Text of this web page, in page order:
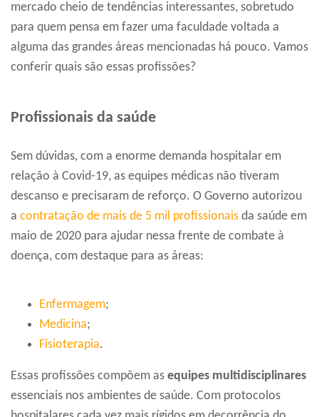
mercado cheio de tendências interessantes, sobretudo
para quem pensa em fazer uma faculdade voltada a
alguma das grandes áreas mencionadas há pouco. Vamos
conferir quais são essas profissões?
Profissionais da saúde
Sem dúvidas, com a enorme demanda hospitalar em
relação à Covid-19, as equipes médicas não tiveram
descanso e precisaram de reforço. O Governo autorizou
a contratação de mais de 5 mil profissionais da saúde em
maio de 2020 para ajudar nessa frente de combate à
doença, com destaque para as áreas:
Enfermagem;
Medicina;
Fisioterapia.
Essas profissões compõem as equipes multidisciplinares
essenciais nos ambientes de saúde. Com protocolos